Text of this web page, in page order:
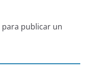
para publicar un